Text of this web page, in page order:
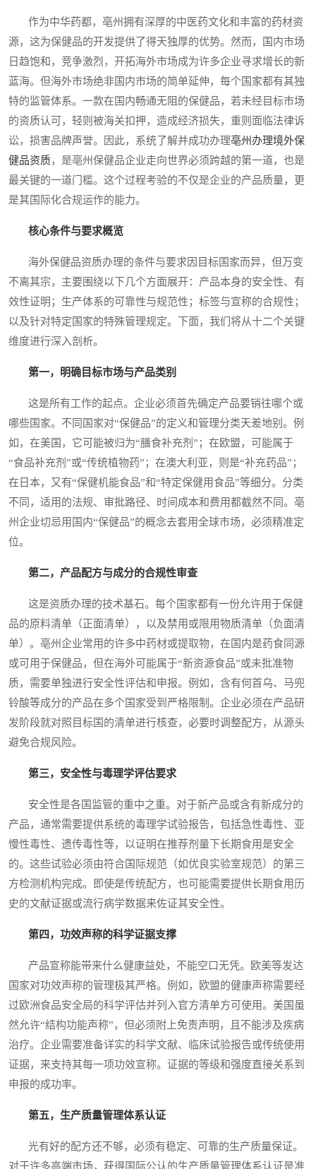
作为中华药都，亳州拥有深厚的中医药文化和丰富的药材资
源，这为保健品的开发提供了得天独厚的优势。然而，国内市场
日趋饱和，竞争激烈，开拓海外市场成为许多企业寻求增长的新
蓝海。但海外市场绝非国内市场的简单延伸，每个国家都有其独
特的监管体系。一款在国内畅通无阻的保健品，若未经目标市场
的资质认可，轻则被海关扣押，造成经济损失，重则面临法律诉
讼，损害品牌声誉。因此，系统了解并成功办理亳州办理境外保
健品资质，是亳州保健品企业走向世界必须跨越的第一道，也是
最关键的一道门槛。这个过程考验的不仅是企业的产品质量，更
是其国际化合规运作的能力。
核心条件与要求概览
海外保健品资质办理的条件与要求因目标国家而异，但万变
不离其宗，主要围绕以下几个方面展开：产品本身的安全性、有
效性证明；生产体系的可靠性与规范性；标签与宣称的合规性；
以及针对特定国家的特殊管理规定。下面，我们将从十二个关键
维度进行深入剖析。
第一，明确目标市场与产品类别
这是所有工作的起点。企业必须首先确定产品要销往哪个或
哪些国家。不同国家对“保健品”的定义和管理分类天差地别。例
如，在美国，它可能被归为“膳食补充剂”；在欧盟，可能属于
“食品补充剂”或“传统植物药”；在澳大利亚，则是“补充药品”；
在日本，又有“保健机能食品”和“特定保健用食品”等细分。分类
不同，适用的法规、审批路径、时间成本和费用都截然不同。亳
州企业切忌用国内“保健品”的概念去套用全球市场，必须精准定
位。
第二，产品配方与成分的合规性审查
这是资质办理的技术基石。每个国家都有一份允许用于保健
品的原料清单（正面清单），以及禁用或限用物质清单（负面清
单）。亳州企业常用的许多中药材或提取物，在国内是药食同源
或可用于保健品，但在海外可能属于“新资源食品”或未批准物
质，需要单独进行安全性评估和申报。例如，含有何首乌、马兜
铃酸等成分的产品在多个国家受到严格限制。企业必须在产品研
发阶段就对照目标国的清单进行核查，必要时调整配方，从源头
避免合规风险。
第三，安全性与毒理学评估要求
安全性是各国监管的重中之重。对于新产品或含有新成分的
产品，通常需要提供系统的毒理学试验报告，包括急性毒性、亚
慢性毒性、遗传毒性等，以证明在推荐剂量下长期食用是安全
的。这些试验必须由符合国际规范（如优良实验室规范）的第三
方检测机构完成。即使是传统配方，也可能需要提供长期食用历
史的文献证据或流行病学数据来佐证其安全性。
第四，功效声称的科学证据支撑
产品宣称能带来什么健康益处，不能空口无凭。欧美等发达
国家对功效声称的管理极其严格。例如，欧盟的健康声称需要经
过欧洲食品安全局的科学评估并列入官方清单方可使用。美国虽
然允许“结构功能声称”，但必须附上免责声明，且不能涉及疾病
治疗。企业需要准备详实的科学文献、临床试验报告或传统使用
证据，来支持其每一项功效宣称。证据的等级和强度直接关系到
申报的成功率。
第五，生产质量管理体系认证
光有好的配方还不够，必须有稳定、可靠的生产质量保证。
对于许多高端市场，获得国际公认的生产质量管理体系认证是准